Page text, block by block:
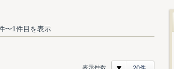
〜1件目を表示
表示件数